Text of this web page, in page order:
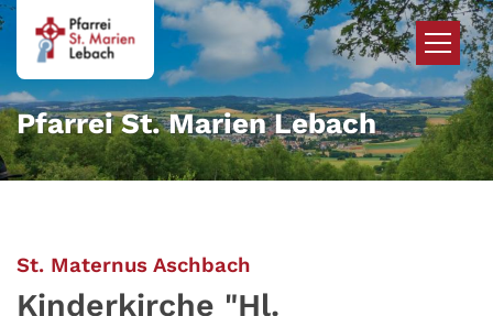
Zum Inhalt springen
Pfarrei St. Marien Lebach
St. Maternus Aschbach
Kinderkirche "Hl.